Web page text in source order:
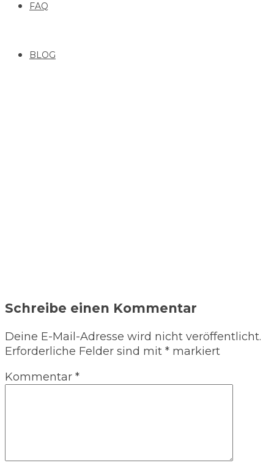
FAQ
BLOG
Schreibe einen Kommentar
Deine E-Mail-Adresse wird nicht veröffentlicht.
Erforderliche Felder sind mit * markiert
Kommentar *